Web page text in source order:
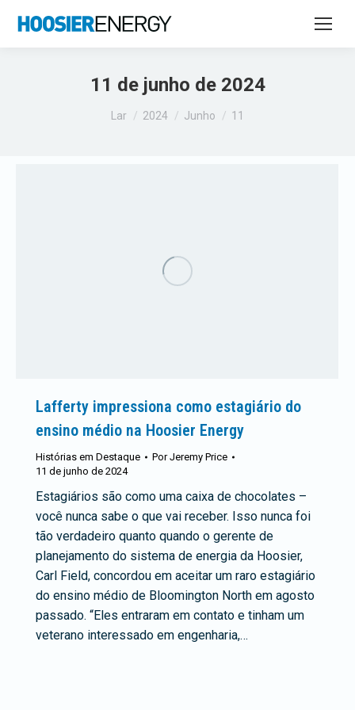
11 de junho de 2024
Você está aqui:
Lar 2024 Junho 11
Lafferty impressiona como estagiário do
ensino médio na Hoosier Energy
Histórias em Destaque PorJeremy Price
11 de junho de 2024
Estagiários são como uma caixa de chocolates –
você nunca sabe o que vai receber. Isso nunca foi
tão verdadeiro quanto quando o gerente de
planejamento do sistema de energia da Hoosier,
Carl Field, concordou em aceitar um raro estagiário
do ensino médio de Bloomington North em agosto
passado. “Eles entraram em contato e tinham um
veterano interessado em engenharia,…